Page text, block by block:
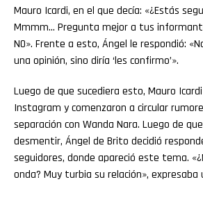
Mauro Icardi, en el que decía: «¿Estás
Mmmm… Pregunta mejor a tus
NO». Frente a esto, Ángel le respondió:
una opinión, sino diría ‘les confirmo’».
Luego de que sucediera esto, Mauro
Instagram y comenzaron a circular
separación con Wanda Nara. Luego de
desmentir, Ángel de Brito decidió
seguidores, donde apareció este tema.
onda? Muy turbia su relación», expresaba